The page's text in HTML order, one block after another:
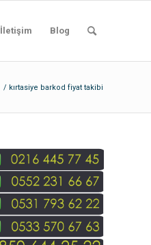
İletişim Blog
/ kırtasiye barkod fiyat takibi